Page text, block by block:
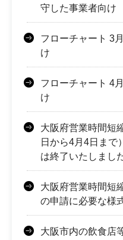
守した事業者向け
フローチャート 3
け
フローチャート 4
け
大阪府営業時間短
日から4月4日まで
は終了いたしまし
大阪府営業時間短
の申請に必要な様
大阪市内の飲食店